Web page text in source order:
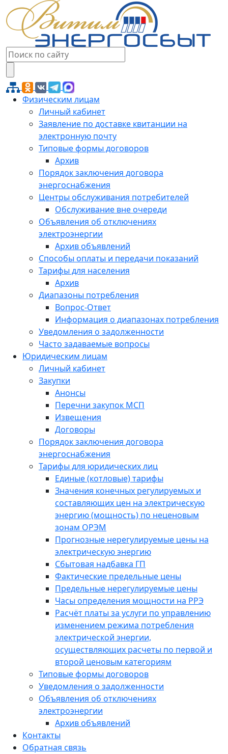
Физическим лицам
Личный кабинет
Заявление по доставке квитанции на
электронную почту
Типовые формы договоров
Архив
Порядок заключения договора
энергоснабжения
Центры обслуживания потребителей
Обслуживание вне очереди
Объявления об отключениях
электроэнергии
Архив объявлений
Способы оплаты и передачи показаний
Тарифы для населения
Архив
Диапазоны потребления
Вопрос-Ответ
Информация о диапазонах потребления
Уведомления о задолженности
Часто задаваемые вопросы
Юридическим лицам
Личный кабинет
Закупки
Анонсы
Перечни закупок МСП
Извещения
Договоры
Порядок заключения договора
энергоснабжения
Тарифы для юридических лиц
Единые (котловые) тарифы
Значения конечных регулируемых и
составляющих цен на электрическую
энергию (мощность) по неценовым
зонам ОРЭМ
Прогнозные нерегулируемые цены на
электрическую энергию
Сбытовая надбавка ГП
Фактические предельные цены
Предельные нерегулируемые цены
Часы определения мощности на РРЭ
Расчёт платы за услуги по управлению
изменением режима потребления
электрической энергии,
осуществляющих расчеты по первой и
второй ценовым категориям
Типовые формы договоров
Уведомления о задолженности
Объявления об отключениях
электроэнергии
Архив объявлений
Контакты
Обратная связь